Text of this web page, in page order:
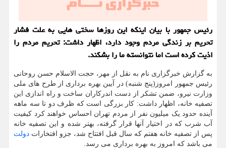
رئیس جمهور با بیان اینكه این روزها سختی هایی به علت فشار
تحریم بر زندگی مردم وجود دارد، اظهار داشت: تحریم مردم را
اذیت كرده است اما نتوانسته ما را بشكند.
به گزارش خبرگزاری نام به نقل از مهر، حجت الاسلام حسن روحانی
رئیس جمهور امروز(پنج شنبه) در آیین بهره برداری از طرح های ملی
وزارت نیرو، ضمن تشکر از دست اندرکاران ساخت و راه اندازی این
تصفیه خانه، اظهار داشت: کار بزرگی است که ظرف دو تا سه ماهه
آینده حدود یک میلیون نفر از مردم تهران احساس خواهند کرد کیفیت
آب شرب که در اختیار آنها قرار گرفته، بهتر شده و این تصفیه خانه
پس از تصفیه خانه هفتم که سال قبل افتتاح شد، جزو افتخارات دولت
می باشد که امروز به بهره برداری می رسد.